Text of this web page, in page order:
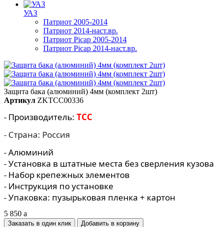
УАЗ
Патриот 2005-2014
Патриот 2014-наст.вр.
Патриот Picap 2005-2014
Патриот Picap 2014-наст.вр.
Защита бака (алюминий) 4мм (комплект 2шт)
Артикул ZKTCC00336
- Производитель: TCC
- Страна: Россия
- Алюминий
- Установка в штатные места без сверления кузова
- Набор крепежных элементов
- Инструкция по установке
- Упаковка: пузырьковая пленка + картон
5 850 a
Заказать в один клик